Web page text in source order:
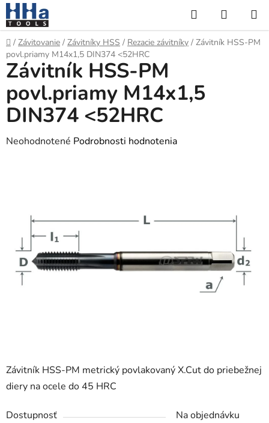
Prejsť
na
obsah
Hľadať
KOŠÍK
Domov
/ Závitovanie / Závitníky HSS / Rezacie závitníky / Závitník HSS-PM
povl.priamy M14x1,5 DIN374 <52HRC
Závitník HSS-PM metrický povlakovaný X.Cut do priebežnej
diery na ocele do 45 HRC
Dostupnosť
Na objednávku
Závitník HSS-PM
povl.priamy M14x1,5
DIN374 <52HRC
Priemerné
hviezdičiek.
Neohodnotené Podrobnosti hodnotenia